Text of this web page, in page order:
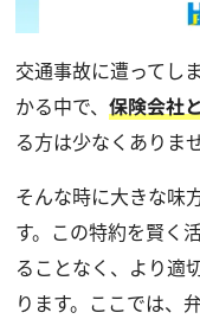
交通事故に遭ってし
かる中で、 保険会社
る方は少なくありま
そんな時に大きな味
す。この特約を賢く
ることなく、より適
ります。ここでは、